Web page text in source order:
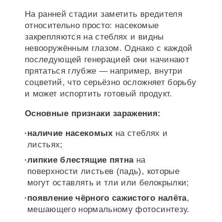
На ранней стадии заметить вредителя
относительно просто: насекомые
закрепляются на стеблях и видны
невооружённым глазом. Однако с каждой
последующей генерацией они начинают
прятаться глубже — например, внутри
соцветий, что серьёзно осложняет борьбу
и может испортить готовый продукт.
Основные признаки заражения:
наличие насекомых на стеблях и
листьях;
липкие блестящие пятнана
поверхности листьев (падь), которые
могут оставлять и тли или белокрылки;
появление чёрного сажистого налёта,
мешающего нормальному фотосинтезу.